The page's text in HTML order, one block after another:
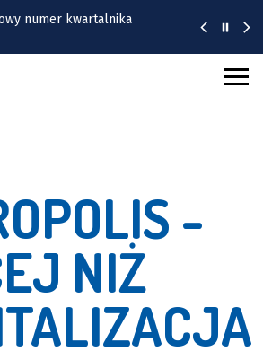
numer kwartalnika
na Tarczyński Arena
zoo? Teraz jest
-
NIŻ